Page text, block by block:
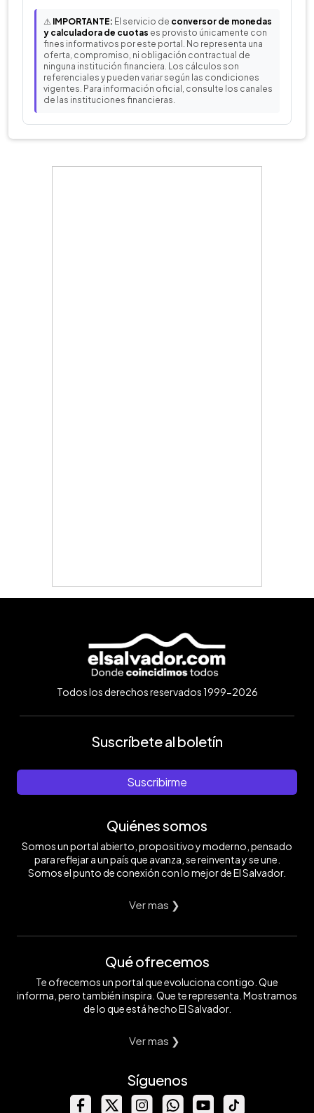
⚠️ IMPORTANTE: El servicio de conversor de monedas
y calculadora de cuotas es provisto únicamente con
fines informativos por este portal. No representa una
oferta, compromiso, ni obligación contractual de
ninguna institución financiera. Los cálculos son
referenciales y pueden variar según las condiciones
vigentes. Para información oficial, consulte los canales
de las instituciones financieras.
Todos los derechos reservados 1999-2026
Suscríbete al boletín
Suscribirme
Quiénes somos
Somos un portal abierto, propositivo y moderno, pensado
para reflejar a un país que avanza, se reinventa y se une.
Somos el punto de conexión con lo mejor de El Salvador.
Ver mas ❯
Qué ofrecemos
Te ofrecemos un portal que evoluciona contigo. Que
informa, pero también inspira. Que te representa. Mostramos
de lo que está hecho El Salvador.
Ver mas ❯
Síguenos